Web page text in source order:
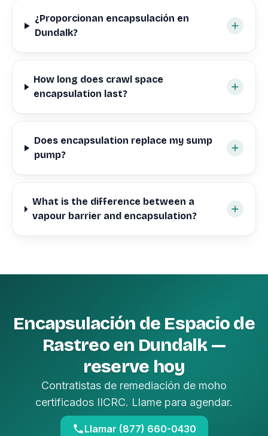
¿Proporcionan encapsulación en
Dundalk?
How long does crawl space
encapsulation last?
Does encapsulation replace my sump
pump?
What is the difference between a
vapour barrier and encapsulation?
Encapsulación de Espacio de
Rastreo en Dundalk —
reserve hoy
Contratistas de remediación de moho
certificados IICRC. Llame para agendar.
Llamar (877) 660-0430